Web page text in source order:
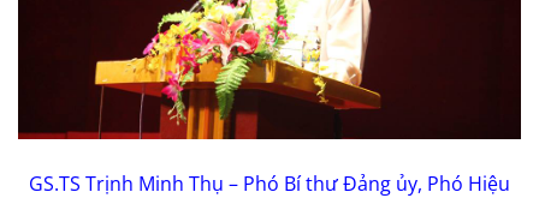
GS.TS Trịnh Minh Thụ – Phó Bí thư Đảng ủy, Phó Hiệu